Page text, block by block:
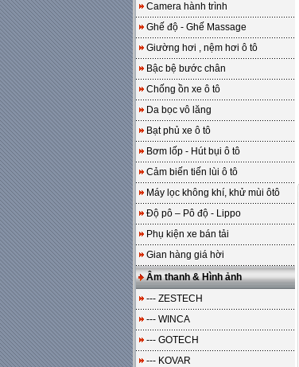
Camera hành trình
Ghế độ - Ghế Massage
Giường hơi , nệm hơi ô tô
Bậc bệ bước chân
Chống ồn xe ô tô
Da bọc vô lăng
Bạt phủ xe ô tô
Bơm lốp - Hút bụi ô tô
Cảm biến tiến lùi ô tô
Máy lọc không khí, khử mùi ôtô
Độ pô – Pô độ - Lippo
Phụ kiện xe bán tải
Gian hàng giá hời
Âm thanh & Hình ảnh
--- ZESTECH
--- WINCA
--- GOTECH
--- KOVAR